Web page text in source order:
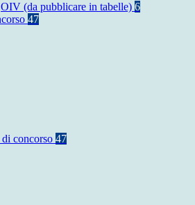
OIV (da pubblicare in tabelle) 6
47
concorso 47